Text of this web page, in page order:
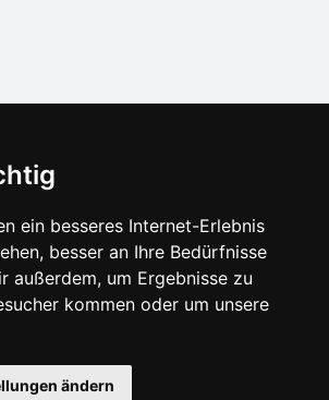
ein besseres Internet-Erlebnis
besser an Ihre Bedürfnisse
außerdem, um Ergebnisse zu
kommen oder um unsere
ändern
26